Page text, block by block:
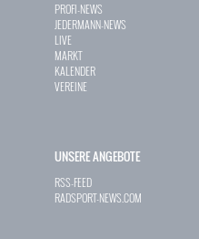
PROFI-NEWS
JEDERMANN-NEWS
LIVE
MARKT
KALENDER
VEREINE
UNSERE ANGEBOTE
RSS-FEED
RADSPORT-NEWS.COM